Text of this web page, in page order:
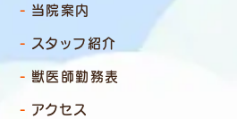
当院案内
スタッフ紹介
獣医師勤務表
アクセス